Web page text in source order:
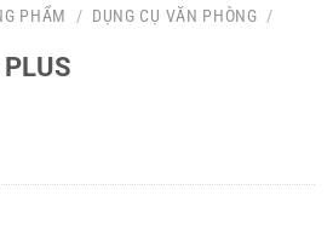
PHẨM / DỤNG CỤ VĂN PHÒNG /